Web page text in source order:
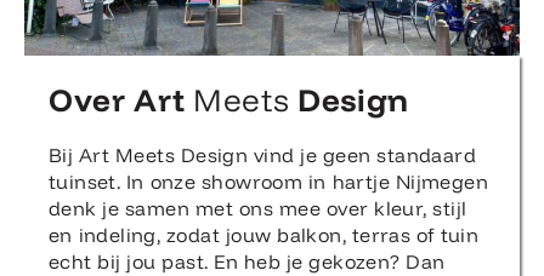
Over Art Meets Design
Bij Art Meets Design vind je geen standaard
tuinset. In onze showroom in hartje Nijmegen
denk je samen met ons mee over kleur, stijl
en indeling, zodat jouw balkon, terras of tuin
echt bij jou past. En heb je gekozen? Dan